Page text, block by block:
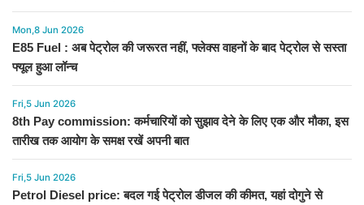
Mon,8 Jun 2026
E85 Fuel : अब पेट्रोल की जरूरत नहीं, फ्लेक्स वाहनों के बाद पेट्रोल से सस्ता
फ्यूल हुआ लॉन्च
Fri,5 Jun 2026
8th Pay commission: कर्मचारियों को सुझाव देने के लिए एक और मौका, इस
तारीख तक आयोग के समक्ष रखें अपनी बात
Fri,5 Jun 2026
Petrol Diesel price: बदल गई पेट्रोल डीजल की कीमत, यहां दोगुने से